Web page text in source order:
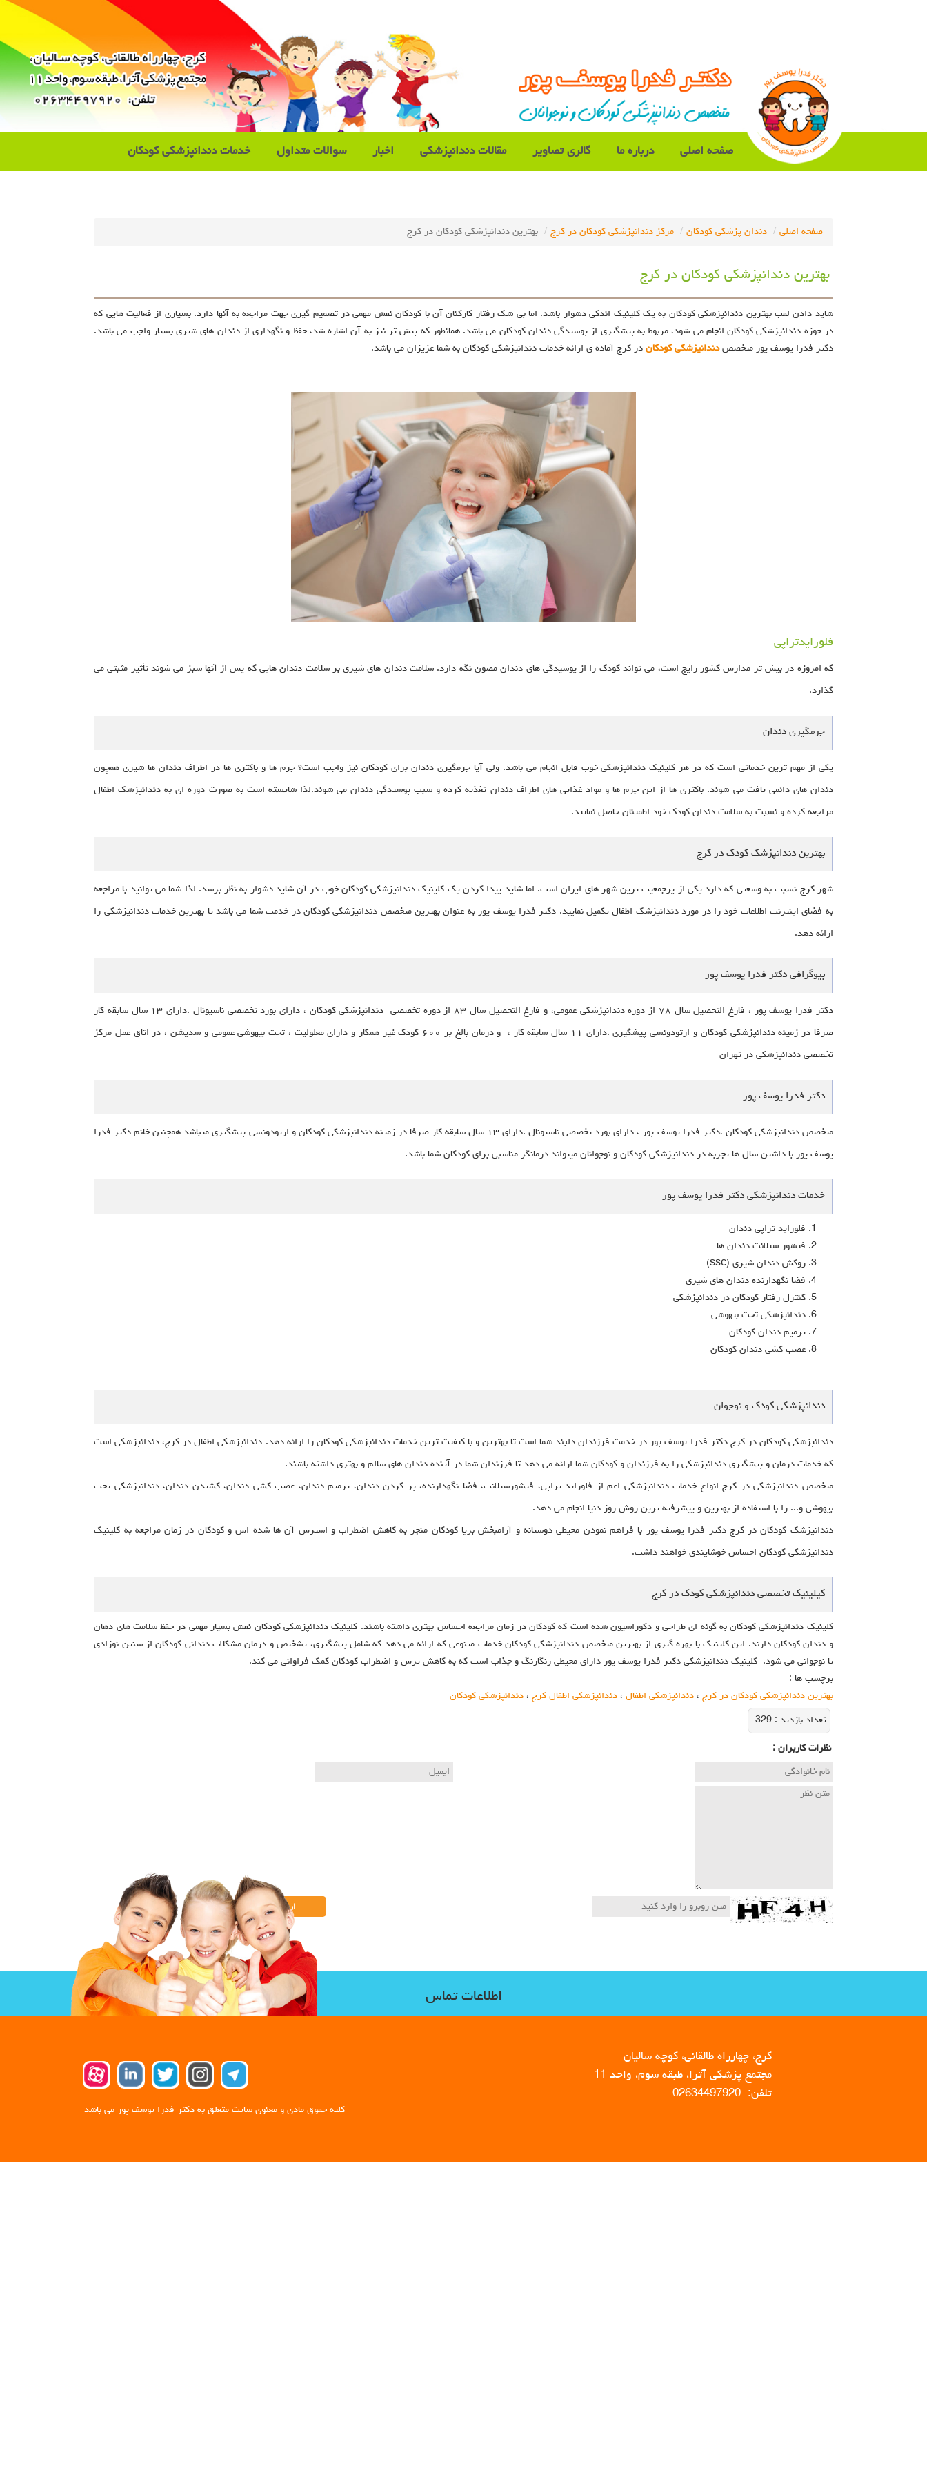
صفحه اصلی درباره ما گالری تصاویر مقالات دندانپزشکی اخبار سوالات متداول خدمات دندانپزشکی کودکان
صفحه اصلی دندان پزشکی کودکان مرکز دندانپزشکی کودکان در کرج بهترین دندانپزشکی کودکان در کرج
بهترین دندانپزشکی کودکان در کرج
شاید دادن لقب بهترین دندانپزشکی کودکان به یک کلینیک اندکی دشوار باشد. اما بی شک رفتار کارکنان آن با کودکان نقش مهمی در تصمیم گیری جهت مراجعه به آنها دارد. بسیاری از فعالیت هایی که
در حوزه دندانپزشکی کودکان انجام می شود، مربوط به پیشگیری از پوسیدگی دندان کودکان می باشد. همانطور که پیش تر نیز به آن اشاره شد، حفظ و نگهداری از دندان های شیری بسیار واجب می باشد.
دکتر فدرا یوسف پور متخصصدندانپزشکی کودکاندر کرج آماده ی ارائه خدمات دندانپزشکی کودکان به شما عزیزان می باشد.
فلورایدتراپی
که امروزه در بیش تر مدارس کشور رایج است، می تواند کودک را از پوسیدگی های دندان مصون نگه دارد. سلامت دندان های شیری بر سلامت دندان هایی که پس از آنها سبز می شوند تأثیر مثبتی می
گذارد.
جرمگیری دندان
یکی از مهم ترین خدماتی است که در هر کلینیک دندانپزشکی خوب قابل انجام می باشد. ولی آیا جرمگیری دندان برای کودکان نیز واجب است؟ جرم ها و باکتری ها در اطراف دندان ها شیری همچون
دندان های دائمی یافت می شوند. باکتری ها از این جرم ها و مواد غذایی های اطراف دندان تغذیه کرده و سبب پوسیدگی دندان می شوند.لذا شایسته است به صورت دوره ای به دندانپزشک اطفال
مراجعه کرده و نسبت به سلامت دندان کودک خود اطمینان حاصل نمایید.
بهترین دندانپزشک کودک در کرج
شهر کرج نسبت به وسعتی که دارد یکی از پرجمعیت ترین شهر های ایران است. اما شاید پیدا کردن یک کلینیک دندانپزشکی کودکان خوب در آن شاید دشوار به نظر برسد. لذا شما می توانید با مراجعه
به فضای اینترنت اطلاعات خود را در مورد دندانپزشک اطفال تکمیل نمایید. دکتر فدرا یوسف پور به عنوان بهترین متخصص دندانپزشکی کودکان در خدمت شما می باشد تا بهترین خدمات دندانپزشکی را
ارائه دهد.
بیوگرافی دکتر فدرا یوسف پور
دكتر فدرا يوسف پور ، فارغ التحصيل سال ٧٨ از دوره دندانپزشكى عمومى، و فارغ التحصيل سال ٨٣ از دوره تخصصى دندانپزشكى كودكان ، داراى بورد تخصصى ناسيونال .داراى ١٣ سال سابقه كار
صرفا در زمينه دندانپزشكى كودكان و ارتودونسى پيشگيرى .داراى ١١ سال سابقه كار ، و درمان بالغ بر ٦٠٠ كودك غير همكار و داراى معلوليت ، تحت بيهوشى عمومى و سديشن ، در اتاق عمل مركز
تخصصى دندانپزشكى در تهران
دکتر فدرا یوسف پور
متخصص دندانپزشکی کودکان ،دكتر فدرا يوسف پور ، داراى بورد تخصصى ناسيونال .داراى ١٣ سال سابقه كار صرفا در زمينه دندانپزشكى كودكان و ارتودونسى پيشگيرى میباشد همچنین خانم دکتر فدرا
یوسف پور با داشتن سال ها تجربه در دندانپزشکی کودکان و نوجوانان میتواند درمانگر مناسبی برای کودکان شما باشد.
خدمات دندانپزشکی دکتر فدرا یوسف پور
فلورايد تراپى دندان
فيشور سيلانت دندان‌ ها
روكش دندان شيرى (ssc)
فضا نگهدارنده دندان های شیری
کنترل رفتار کودکان در دندانپزشکی
دندانپزشکی تحت بیهوشی
ترمیم دندان کودکان
عصب کشی دندان کودکان
دندانپزشکی کودک و نوجوان
دندانپزشکی کودکان در کرج دکتر فدرا یوسف پور در خدمت فرزندان دلبند شما است تا بهترین و با کیفیت ترین خدمات دندانپزشکی کودکان را ارائه دهد. دندانپزشکی اطفال در کرج، دندانپزشکی است
که خدمات درمان و پیشگیری دندانپزشکی را به فرزندان و کودکان شما ارائه می دهد تا فرزندان شما در آینده دندان های سالم و بهتری داشته باشند.
متخصص دندانپزشکی در کرج انواع خدمات دندانپزشکی اعم از فلوراید تراپی، فیشورسیلانت، فضا نگهدارنده، پر کردن دندان، ترمیم دندان، عصب کشی دندان، کشیدن دندان، دندانپزشکی تحت
بیهوشی و... را با استفاده از بهترین و پیشرفته ترین روش روز دنیا انجام می دهد.
دندانپزشک کودکان در کرج دکتر فدرا یوسف پور با فراهم نمودن محیطی دوستانه و آرامبخش بریا کودکان منجر به کاهش اضطراب و استرس آن ها شده اس و کودکان در زمان مراجعه به کلینیک
دندانپزشکی کودکان احساس خوشایندی خواهند داشت.
کیلینیک تخصصی دندانپزشکی کودک در کرج
کلینیک دندانپزشکی کودکان به گونه ای طراحی و دکوراسیون شده است که کودکان در زمان مراجعه احساس بهتری داشته باشند. کلینیک دندانپزشکی کودکان نقش بسیار مهمی در حفظ سلامت های دهان
و دندان کودکان دارند. این کلینیک با بهره گیری از بهترین متخصص دندانپزشکی کودکان خدمات متنوعی که ارائه می دهد که شامل پیشگیری، تشخیص و درمان مشکلات دندانی کودکان از سنین نوزادی
تا نوجوانی می شود. کلینیک دندانپزشکی دکتر فدرا یوسف پور دارای محیطی رنگارنگ و جذاب است که به کاهش ترس و اضطراب کودکان کمک فراوانی می کند.
برچسب ها :
بهترین دندانپزشکی کودکان در کرج ،دندانپزشکی اطفال ،دندانپزشکی اطفال کرج ،دندانپزشکی کودکان
تعداد بازديد :329
نظرات كاربران :
اطلاعات تماس
کرج، چهارراه طالقانی، کوچه سالیان
مجتمع پزشکی آترا، طبقه سوم، واحد 11
تلفن: 02634497920
کلیه حقوق مادی و معنوی سایت متعلق به دکتر فدرا یوسف پور می باشد